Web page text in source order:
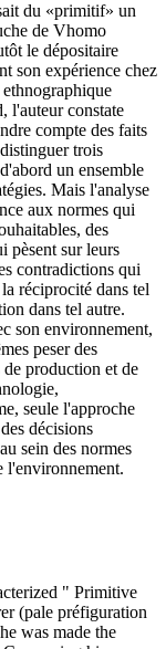
du «primitif» un
de Vhomo
le dépositaire
son expérience chez
l'auteur constate
compte des faits
trois
un ensemble
Mais l'analyse
aux normes qui
des
pèsent sur leurs
contradictions qui
réciprocité dans tel
dans tel autre.
son environnement,
peser des
de production et de
seule l'approche
décisions
sein des normes
l'environnement.
" Primitive
(pale préfiguration
was made the